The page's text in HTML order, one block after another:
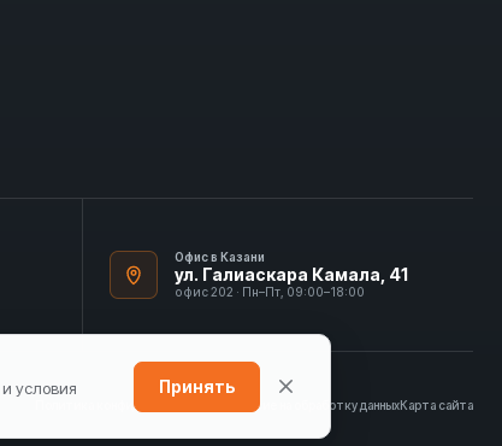
Офис в Казани
ул. Галиаскара Камала, 41
офис 202 · Пн–Пт, 09:00–18:00
Политика конфиденциальности Согласие на обработку данныхКарта сайта
и условия
Принять